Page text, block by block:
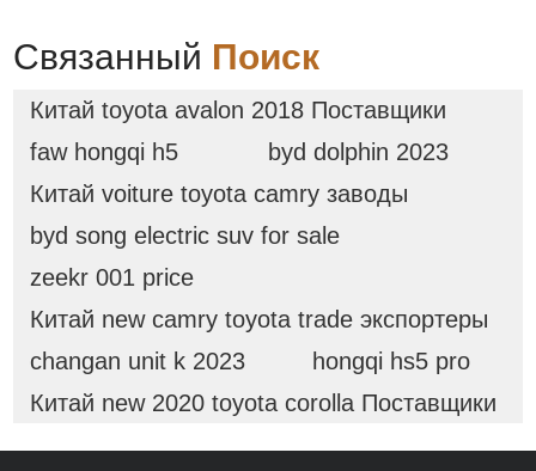
Связанный Поиск
Китай toyota avalon 2018 Поставщики
faw hongqi h5
byd dolphin 2023
Китай voiture toyota camry заводы
byd song electric suv for sale
zeekr 001 price
Китай new camry toyota trade экспортеры
changan unit k 2023
hongqi hs5 pro
Китай new 2020 toyota corolla Поставщики